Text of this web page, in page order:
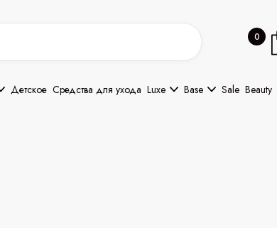
0
Детское Средства для ухода Luxe Base Sale Beauty